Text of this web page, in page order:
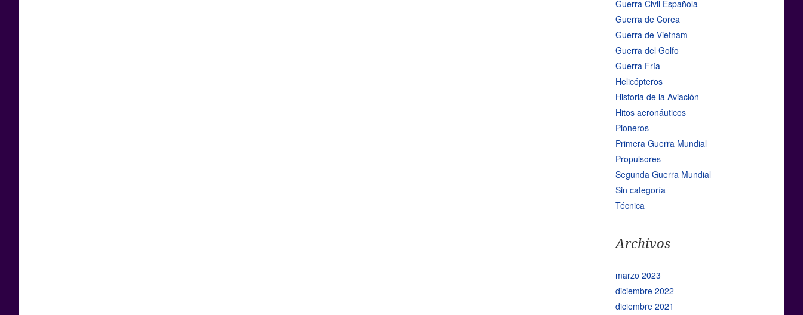
Guerra Civil Española
Guerra de Corea
Guerra de Vietnam
Guerra del Golfo
Guerra Fría
Helicópteros
Historia de la Aviación
Hitos aeronáuticos
Pioneros
Primera Guerra Mundial
Propulsores
Segunda Guerra Mundial
Sin categoría
Técnica
Archivos
marzo 2023
diciembre 2022
diciembre 2021